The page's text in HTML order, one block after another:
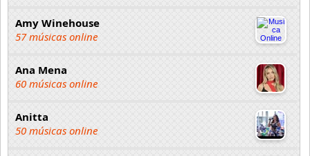
Amy Winehouse
57 músicas online
Ana Mena
60 músicas online
Anitta
50 músicas online